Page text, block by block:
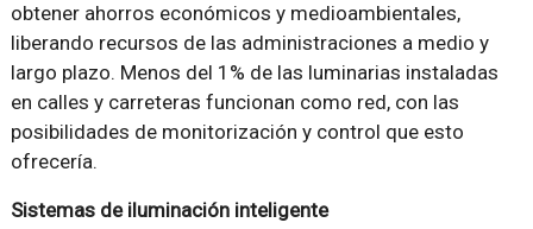
obtener ahorros económicos y medioambientales,
liberando recursos de las administraciones a medio y
largo plazo. Menos del 1% de las luminarias instaladas
en calles y carreteras funcionan como red, con las
posibilidades de monitorización y control que esto
ofrecería.
Sistemas de iluminación inteligente